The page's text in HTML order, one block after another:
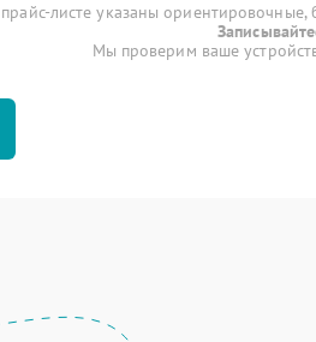
листе указаны ориентировочные,
Мы проверим ваше